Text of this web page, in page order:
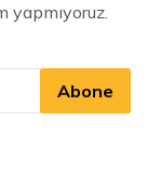
yapmıyoruz.
Abone